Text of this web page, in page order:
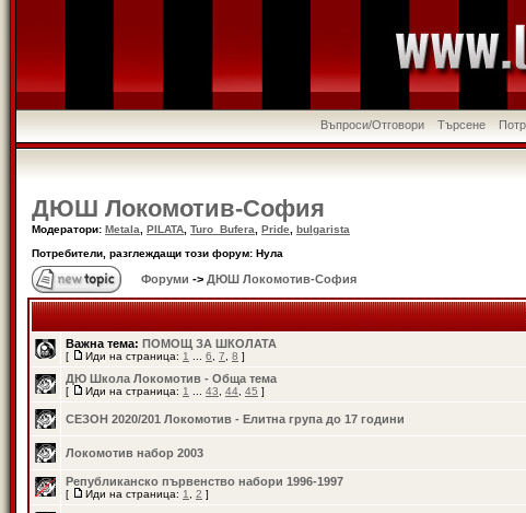
Въпроси/Отговори Търсене
ДЮШ Локомотив-София
Модератори: Metala PILATA Turo_Bufera Pride
bulgarista
Потребители, разглеждащи този форум: Нула
Форуми -> ДЮШ Локомотив-София
Важна тема: ПОМОЩ ЗА ШКОЛАТА
[ Иди на страница: 1 6 7 8 ]
ДЮ Школа Локомотив - Обща тема
[ Иди на страница: 1 43 44 45 ]
СЕЗОН 2020/201 Локомотив - Елитна група до 17 години
Локомотив набор 2003
Републиканско първенство набори 1996-1997
[ Иди на страница: 1 2 ]